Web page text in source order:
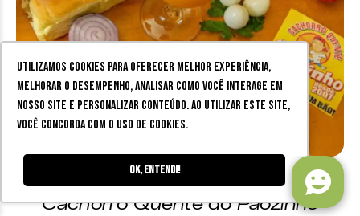
Utilizamos cookies para oferecer melhor experiência,
melhorar o desempenho, analisar como você interage em
nosso site e personalizar conteúdo. Ao utilizar este site,
você concorda com o uso de cookies.
Ok, entendi!
Cachorro quente em Juiz de Fora:
Cachorro Quente do Pãozinho